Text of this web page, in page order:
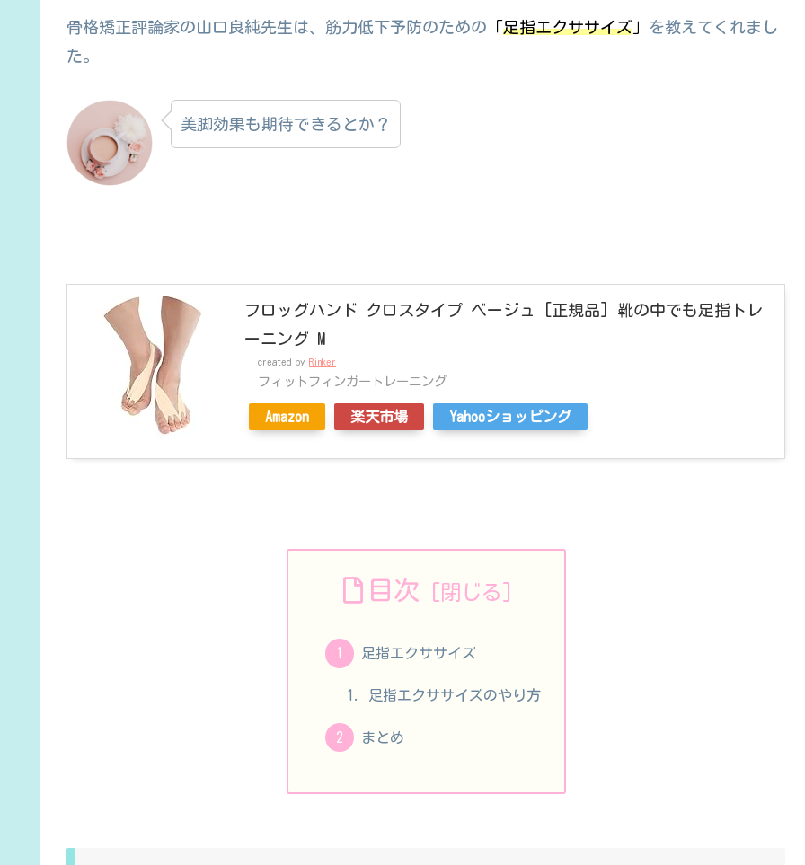
骨格矯正評論家の山口良純先生は、筋力低下予防のための 「足指エクササイズ 」
を教えてくれまし
た。
美脚効果も期待できるとか？
フロッグハンド クロスタイプ ベージュ [正規品] 靴の中でも足指トレ
ーニング M
created by Rinker
フィットフィンガートレーニング
Amazon 楽天市場 Yahooショッピング
目次
足指エクササイズ
足指エクササイズのやり方
まとめ